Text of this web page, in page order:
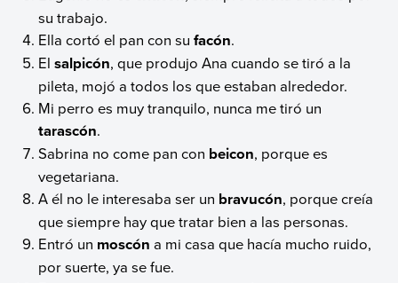
su trabajo.
Ella cortó el pan con sufacón.
El salpicón, que produjo Ana cuando se tiró a la
pileta, mojó a todos los que estaban alrededor.
Mi perro es muy tranquilo, nunca me tiró un
tarascón.
Sabrina no come pan con beicon, porque es
vegetariana.
A él no le interesaba ser un bravucón, porque creía
que siempre hay que tratar bien a las personas.
Entró un moscón a mi casa que hacía mucho ruido,
por suerte, ya se fue.